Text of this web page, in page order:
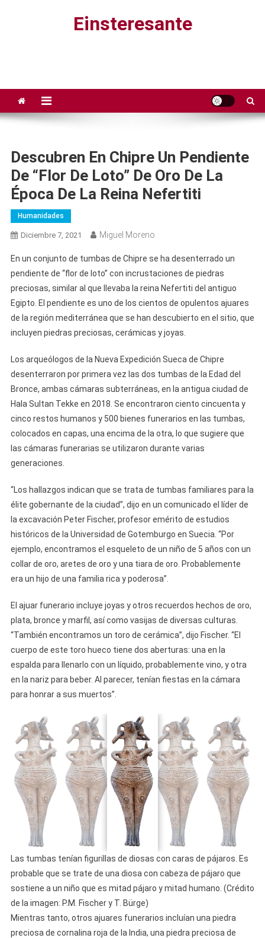
Einsteresante
Descubren En Chipre Un Pendiente
De “flor De Loto” De Oro De La
Época De La Reina Nefertiti
Humanidades
Diciembre 7, 2021 Miguel Moreno
En un conjunto de tumbas de Chipre se ha desenterrado un
pendiente de “flor de loto” con incrustaciones de piedras
preciosas, similar al que llevaba la reina Nefertiti del antiguo
Egipto. El pendiente es uno de los cientos de opulentos ajuares
de la región mediterránea que se han descubierto en el sitio, que
incluyen piedras preciosas, cerámicas y joyas.
Los arqueólogos de la Nueva Expedición Sueca de Chipre
desenterraron por primera vez las dos tumbas de la Edad del
Bronce, ambas cámaras subterráneas, en la antigua ciudad de
Hala Sultan Tekke en 2018. Se encontraron ciento cincuenta y
cinco restos humanos y 500 bienes funerarios en las tumbas,
colocados en capas, una encima de la otra, lo que sugiere que
las cámaras funerarias se utilizaron durante varias
generaciones.
“Los hallazgos indican que se trata de tumbas familiares para la
élite gobernante de la ciudad”, dijo en un comunicado el líder de
la excavación Peter Fischer, profesor emérito de estudios
históricos de la Universidad de Gotemburgo en Suecia. “Por
ejemplo, encontramos el esqueleto de un niño de 5 años con un
collar de oro, aretes de oro y una tiara de oro. Probablemente
era un hijo de una familia rica y poderosa”.
El ajuar funerario incluye joyas y otros recuerdos hechos de oro,
plata, bronce y marfil, así como vasijas de diversas culturas.
“También encontramos un toro de cerámica”, dijo Fischer. “El
cuerpo de este toro hueco tiene dos aberturas: una en la
espalda para llenarlo con un líquido, probablemente vino, y otra
en la nariz para beber. Al parecer, tenían fiestas en la cámara
para honrar a sus muertos”.
Las tumbas tenían figurillas de diosas con caras de pájaros. Es
probable que se trate de una diosa con cabeza de pájaro que
sostiene a un niño que es mitad pájaro y mitad humano. (Crédito
de la imagen: P.M. Fischer y T. Bürge)
Mientras tanto, otros ajuares funerarios incluían una piedra
preciosa de cornalina roja de la India, una piedra preciosa de